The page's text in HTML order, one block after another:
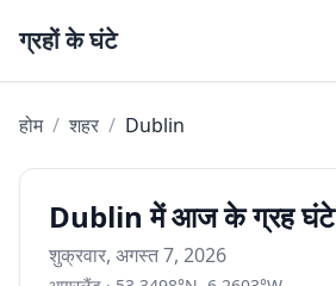
Skip to content
ग्रहों के घंटे
होम / शहर / Dublin
Dublin में आज के ग्रह घंटे
शुक्रवार, अगस्त 7, 2026